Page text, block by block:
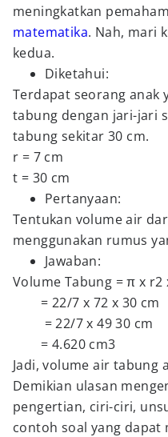
meningkatkan
matematika. Nah, mari
kedua.
Diketahui:
Terdapat seorang anak
tabung dengan jari-jari
tabung sekitar 30 cm.
r = 7 cm
t = 30 cm
Pertanyaan:
Tentukan volume air
menggunakan rumus
Jawaban:
Volume Tabung = π x r2
= 22/7 x 72 x 30 cm
= 22/7 x 49 30 cm
= 4.620 cm3
Jadi, volume air tabung
Demikian ulasan
pengertian, ciri-ciri,
contoh soal yang dapat